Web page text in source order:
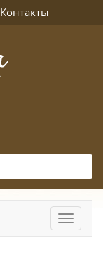
Контакты